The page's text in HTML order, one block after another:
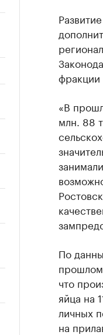
фракции
«В
млн. 88
По
прошлом
что
яйца на
личных
на